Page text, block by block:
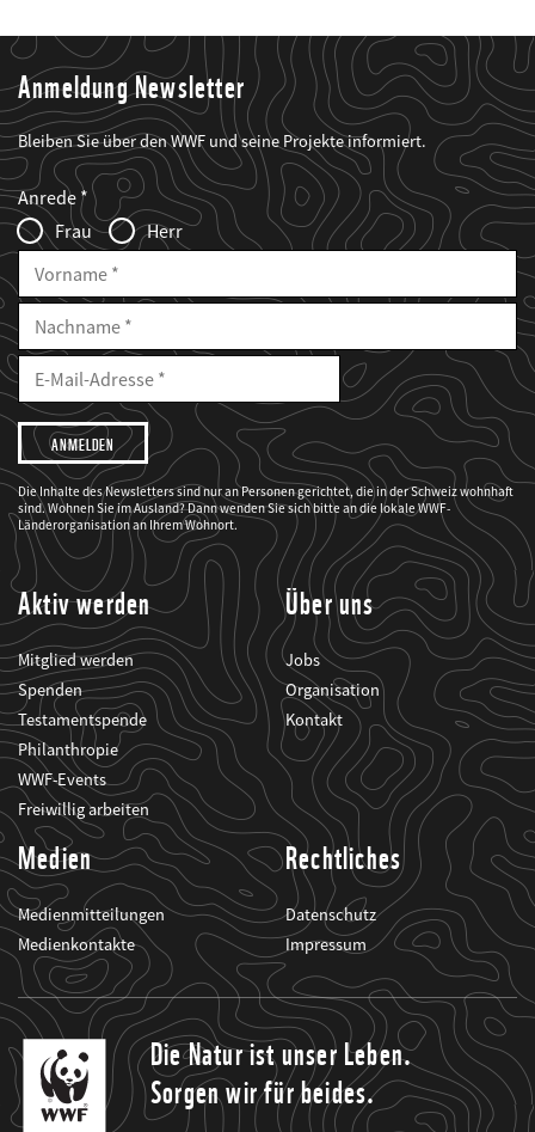
Anmeldung Newsletter
Bleiben Sie über den WWF und seine Projekte informiert.
Web2Case
Infofelder
Fieldset
anrede_name
Anrede
Frau
Herr
Vorname
Nachname
E-
Mailadresse
E-
Adresse
Ich
möchte,
dass
der
WWF
mich
über
seine
Projekte
informiert.
Die Inhalte des Newsletters sind nur an Personen gerichtet, die in der Schweiz wohnhaft
sind. Wohnen Sie im Ausland? Dann wenden Sie sich bitte an die lokale WWF-
Länderorganisation an Ihrem Wohnort.
Aktiv werden
Mitglied werden
Spenden
Testamentspende
Philanthropie
WWF-Events
Freiwillig arbeiten
Über uns
Jobs
Organisation
Kontakt
Medien
Medienmitteilungen
Medienkontakte
Rechtliches
Datenschutz
Impressum
Die Natur ist unser Leben.
Sorgen wir für beides.